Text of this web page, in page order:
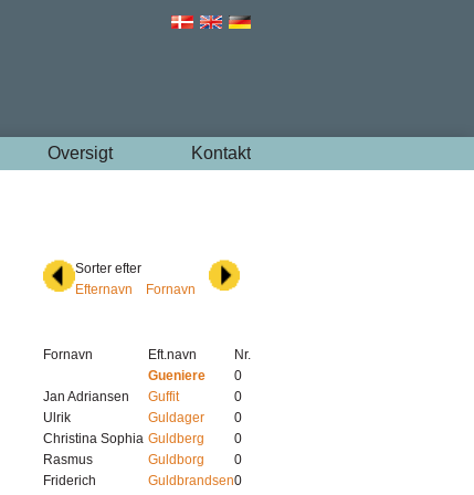
Oversigt Kontakt
Sorter efter
Efternavn
Fornavn
Fornavn Eft.navn
Nr.
Gueniere
0
Jan Adriansen
Guffit
0
Ulrik
Guldager
0
Christina Sophia Guldberg
0
Rasmus
Guldborg
0
Friderich
Guldbrandsen0